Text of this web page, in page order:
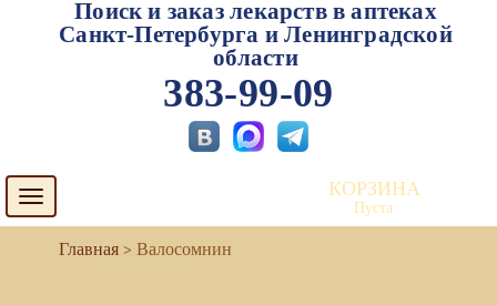
Поиск и заказ лекарств в аптеках
Санкт-Петербурга и Ленинградской
области
383-99-09
Toggle
navigation
КОРЗИНА
Пуста
Валосомнин